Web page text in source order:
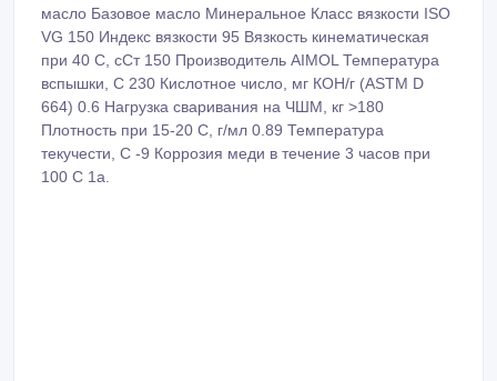
масло Базовое масло Минеральное Класс вязкости ISO
VG 150 Индекс вязкости 95 Вязкость кинематическая
при 40 С, сСт 150 Производитель AIMOL Температура
вспышки, С 230 Кислотное число, мг КОН/г (ASTM D
664) 0.6 Нагрузка сваривания на ЧШМ, кг >180
Плотность при 15-20 С, г/мл 0.89 Температура
текучести, С -9 Коррозия меди в течение 3 часов при
100 С 1а.